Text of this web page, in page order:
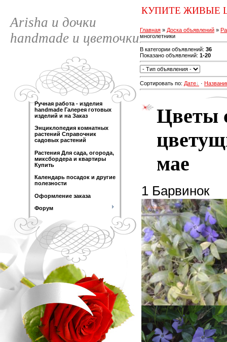
Arisha и дочки
handmade и цветочки
Ручная работа - изделия
handmade Галерея готовых
изделий и на Заказ
Энциклопедия комнатных
растений Справочник
садовых растений
Растения Для сада, огорода,
миксбордера и квартиры
Купить
Календарь посадок и другие
полезности
Оформление заказа
Форум
КУПИТЕ ЖИВЫЕ
Главная » Доска объявлений »
многолетники
В категории объявлений: 36
Показано объявлений: 1-20
Сортировать по: Дате ·
Цветы
мае
1 Барвинок